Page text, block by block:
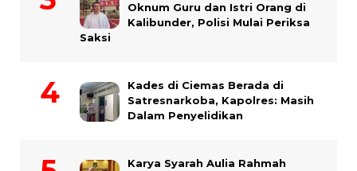
Oknum Guru dan Istri Orang di
Kalibunder, Polisi Mulai Periksa
Saksi
Kades di Ciemas Berada di
Satresnarkoba, Kapolres: Masih
Dalam Penyelidikan
Karya Syarah Aulia Rahmah